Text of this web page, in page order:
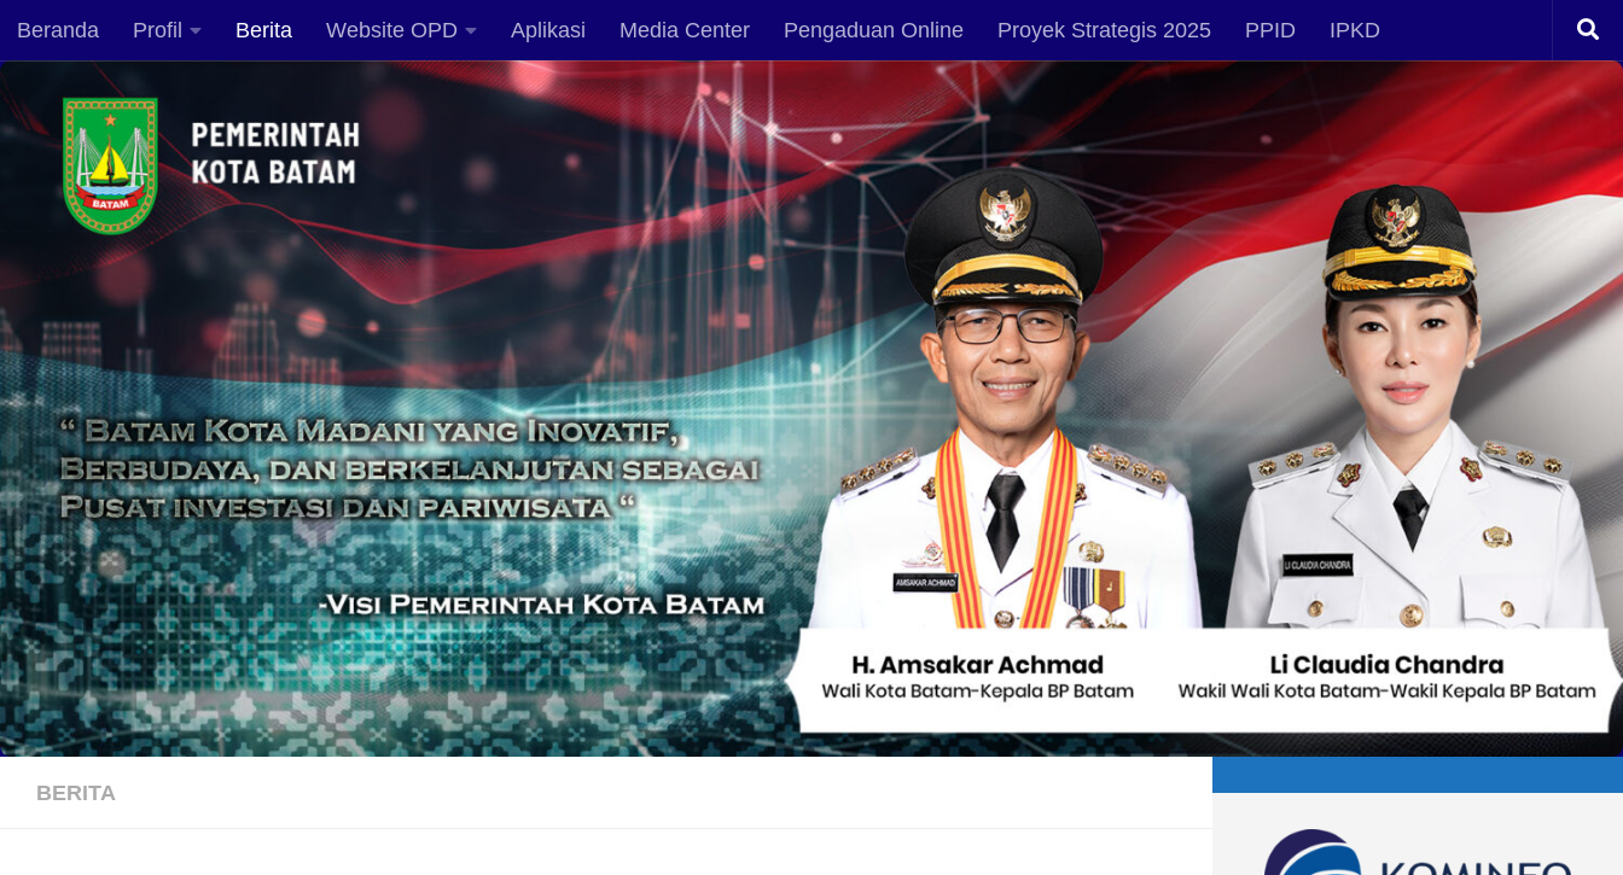
Skip to content
Beranda Profil Berita Website OPD Aplikasi Media Center Pengaduan Online Proyek Strategis 2025 PPID IPKD
BERITA